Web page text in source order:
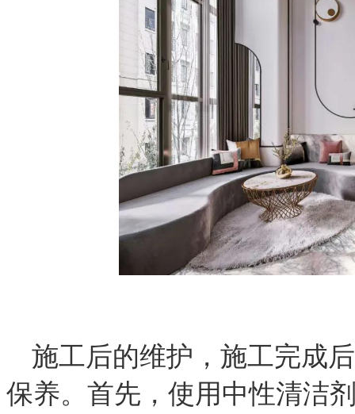
施工后的维护， 施工完成
保养。首先，使用中性清洁